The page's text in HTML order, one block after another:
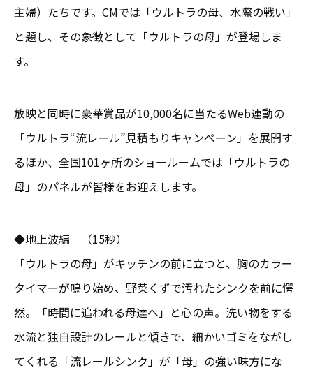
主婦）たちです。CMでは「ウルトラの母、水際の戦い」
と題し、その象徴として「ウルトラの母」が登場しま
す。
放映と同時に豪華賞品が10,000名に当たるWeb連動の
「ウルトラ“流レール”見積もりキャンペーン」を展開す
るほか、全国101ヶ所のショールームでは「ウルトラの
母」のパネルが皆様をお迎えします。
◆地上波編 （15秒）
「ウルトラの母」がキッチンの前に立つと、胸のカラー
タイマーが鳴り始め、野菜くずで汚れたシンクを前に愕
然。「時間に追われる母達へ」と心の声。洗い物をする
水流と独自設計のレールと傾きで、細かいゴミをながし
てくれる「流レールシンク」が「母」の強い味方にな